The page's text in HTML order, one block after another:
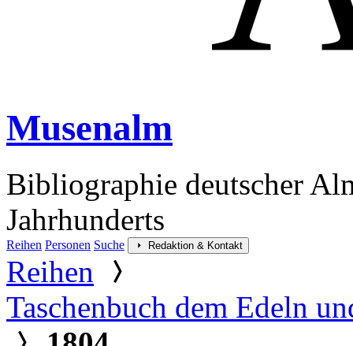
Musenalm
Bibliographie deutscher
Jahrhunderts
Reihen Personen Suche Redaktion & Kontakt
Reihen
Taschenbuch dem Edeln